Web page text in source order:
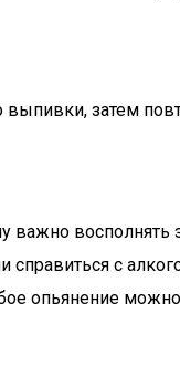
затем
важно
с
опьянение